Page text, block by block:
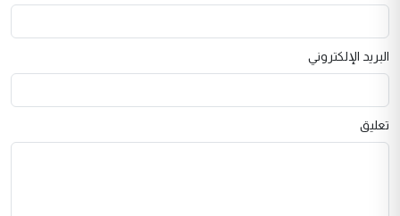
البريد الإلكتروني
تعليق